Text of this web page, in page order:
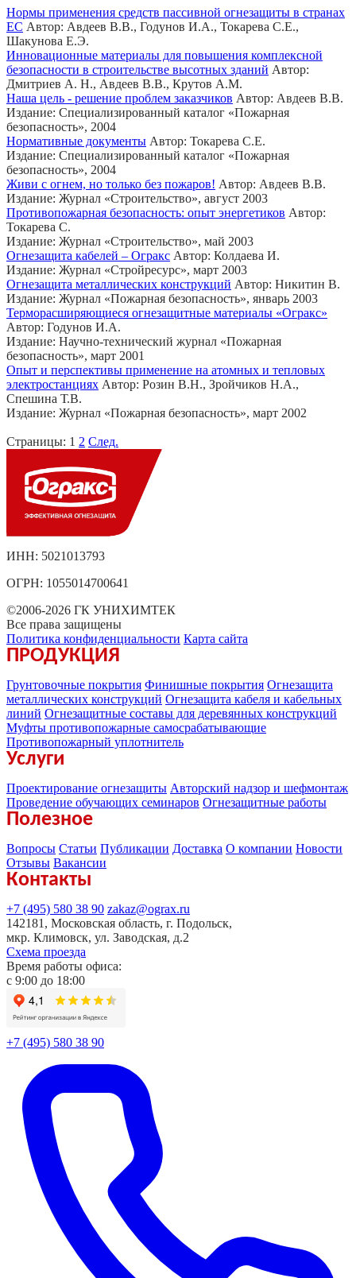
Нормы применения средств пассивной огнезащиты в странах
ЕС Автор: Авдеев В.В., Годунов И.А., Токарева С.Е.,
Шакунова Е.Э.
Инновационные материалы для повышения комплексной
безопасности в строительстве высотных зданий Автор:
Дмитриев А. Н., Авдеев В.В., Крутов А.М.
Наша цель - решение проблем заказчиков Автор: Авдеев В.В.
Издание: Специализированный каталог «Пожарная
безопасность», 2004
Нормативные документы Автор: Токарева С.Е.
Издание: Специализированный каталог «Пожарная
безопасность», 2004
Живи с огнем, но только без пожаров! Автор: Авдеев В.В.
Издание: Журнал «Строительство», август 2003
Противопожарная безопасность: опыт энергетиков Автор:
Токарева С.
Издание: Журнал «Строительство», май 2003
Огнезащита кабелей – Огракс Автор: Колдаева И.
Издание: Журнал «Стройресурс», март 2003
Огнезащита металлических конструкций Автор: Никитин В.
Издание: Журнал «Пожарная безопасность», январь 2003
Терморасширяющиеся огнезащитные материалы «Огракс»
Автор: Годунов И.А.
Издание: Научно-технический журнал «Пожарная
безопасность», март 2001
Опыт и перспективы применение на атомных и тепловых
электростанциях Автор: Розин В.Н., Зройчиков Н.А.,
Спешина Т.В.
Издание: Журнал «Пожарная безопасность», март 2002
Страницы: 1 2 След.
ИНН: 5021013793
ОГРН: 1055014700641
©2006-2026 ГК УНИХИМТЕК
Все права защищены
Политика конфиденциальности Карта сайта
ПРОДУКЦИЯ
Грунтовочные покрытия Финишные покрытия Огнезащита
металлических конструкций Огнезащита кабеля и кабельных
линий Огнезащитные составы для деревянных конструкций
Муфты противопожарные самосрабатывающие
Противопожарный уплотнитель
Услуги
Проектирование огнезащиты Авторский надзор и шефмонтаж
Проведение обучающих семинаров Огнезащитные работы
Полезное
Вопросы Статьи Публикации Доставка О компании Новости
Отзывы Вакансии
Контакты
+7 (495) 580 38 90 zakaz@ograx.ru
142181, Московская область, г. Подольск,
мкр. Климовск, ул. Заводская, д.2
Схема проезда
Время работы офиса:
с 9:00 до 18:00
+7 (495) 580 38 90